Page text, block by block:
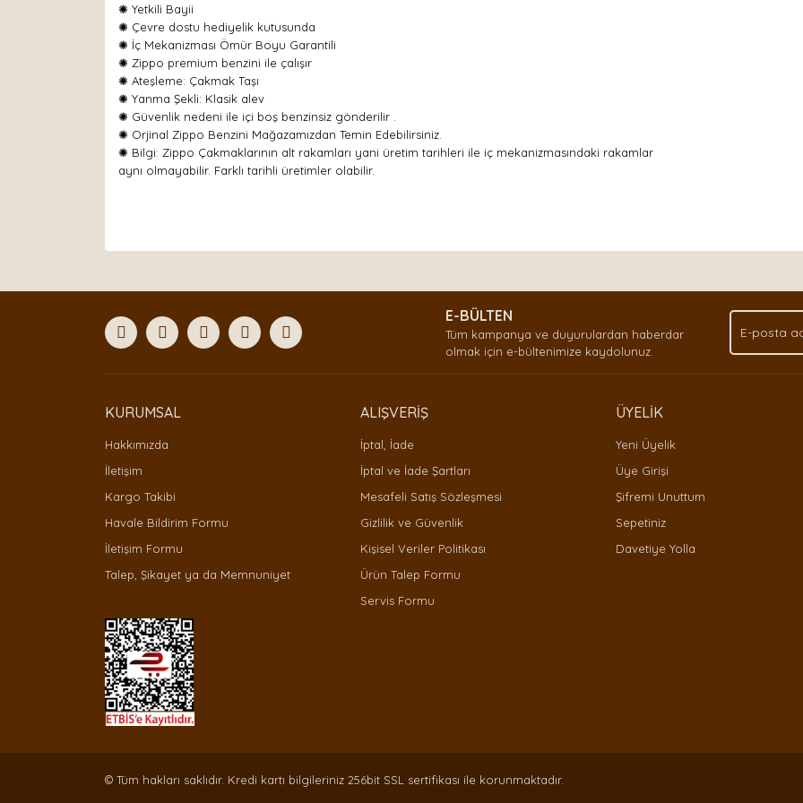
✺ Yetkili Bayii
✺ Çevre dostu hediyelik kutusunda
✺ İç Mekanizması Ömür Boyu Garantili
✺ Zippo premium benzini ile çalışır
✺ Ateşleme: Çakmak Taşı
✺ Yanma Şekli: Klasik alev
✺ Güvenlik nedeni ile içi boş benzinsiz gönderilir .
✺ Orjinal Zippo Benzini Mağazamızdan Temin Edebilirsiniz.
✺ Bilgi: Zippo Çakmaklarının alt rakamları yani üretim tarihleri ile iç mekanizmasındaki rakamlar
aynı olmayabilir. Farklı tarihli üretimler olabilir.
Ürün açıklamasında eksik bilgiler bulunuyor.
Bu ürüne benzer farklı alternatifler olmalı.
Gönder
E-BÜLTEN
Tüm kampanya ve duyurulardan haberdar
olmak için e-bültenimize kaydolunuz.
KURUMSAL
Hakkımızda
İletişim
Kargo Takibi
Havale Bildirim Formu
İletişim Formu
Talep, Şikayet ya da Memnuniyet
ALIŞVERİŞ
İptal, İade
İptal ve İade Şartları
Mesafeli Satış Sözleşmesi
Gizlilik ve Güvenlik
Kişisel Veriler Politikası
Ürün Talep Formu
Servis Formu
ÜYELİK
Yeni Üyelik
Üye Girişi
Şifremi Unuttum
Sepetiniz
Davetiye Yolla
© Tüm hakları saklıdır. Kredi kartı bilgileriniz 256bit SSL sertifikası ile korunmaktadır.